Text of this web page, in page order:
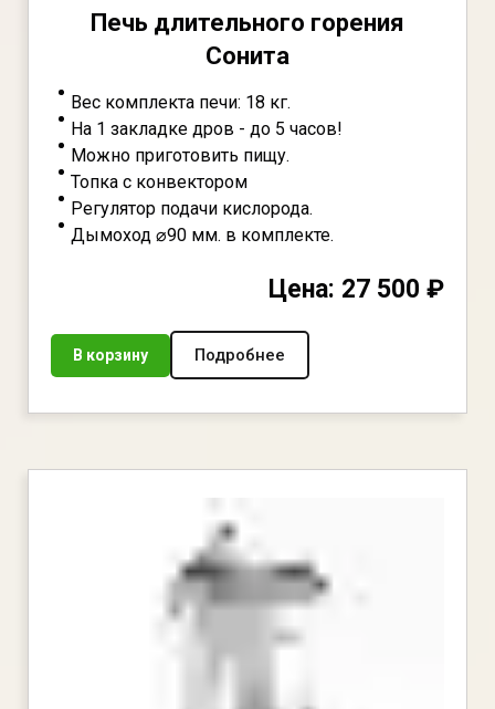
Печь длительного горения
Сонита
Вес комплекта печи: 18 кг.
На 1 закладке дров - до 5 часов!
Можно приготовить пищу.
Топка с конвектором
Регулятор подачи кислорода.
Дымоход ⌀90 мм. в комплекте.
Цена: 27 500 ₽
В корзину Подробнее